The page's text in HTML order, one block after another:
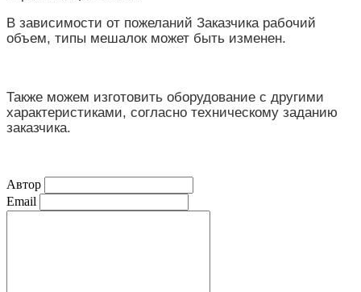
В зависимости от пожеланий Заказчика рабочий
объем, типы мешалок может быть изменен.
Также можем изготовить оборудование с другими
характеристиками, согласно техническому заданию
заказчика.
Автор
Email